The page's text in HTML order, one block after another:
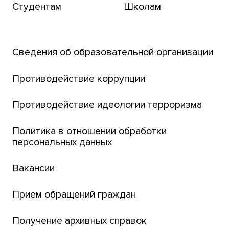
Транссибирский научный путь
Парк социогуманитарных технологий ТГУ
Английский для всех
ТГУ
Интернет-лицей
Открытые онлайн-курсы (MOOCs)
Платежи онлайн
Банк инициатив по развитию университета
Студентам Школам
Сведения об образовательной организации
Противодействие коррупции
Противодействие идеологии терроризма
Политика в отношении обработки
персональных данных
Вакансии
Прием обращений граждан
Получение архивных справок